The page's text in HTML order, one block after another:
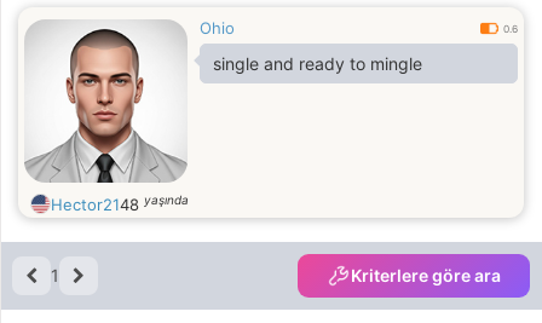
Ohio 0.6
single and ready to mingle
Hector2148 yaşında
1 Kriterlere göre ara